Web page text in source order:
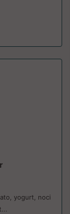
yogurt, noci